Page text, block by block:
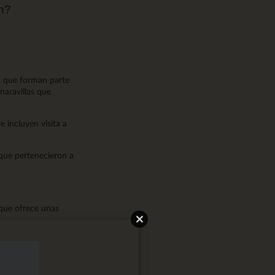
, que forman parte
que
incluyen visita a
pertenecieron a
ofrece unas